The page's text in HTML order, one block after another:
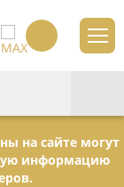
на сайте могут
информацию